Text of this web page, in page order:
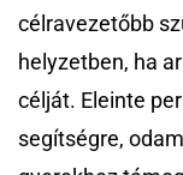
célravezetőbb
helyzetben, ha
célját. Eleinte
segítségre,